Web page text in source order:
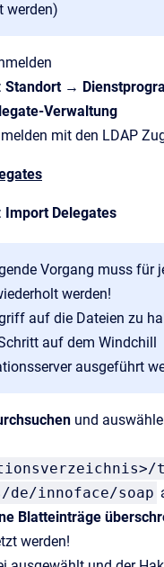
werden)
Standort →
Verwaltung
mit den LDAP
Import Delegates
Vorgang muss für
werden!
auf die Dateien zu
auf dem Windchill
ausgeführt
und
de/innoface/soap
Blatteinträge
werden!